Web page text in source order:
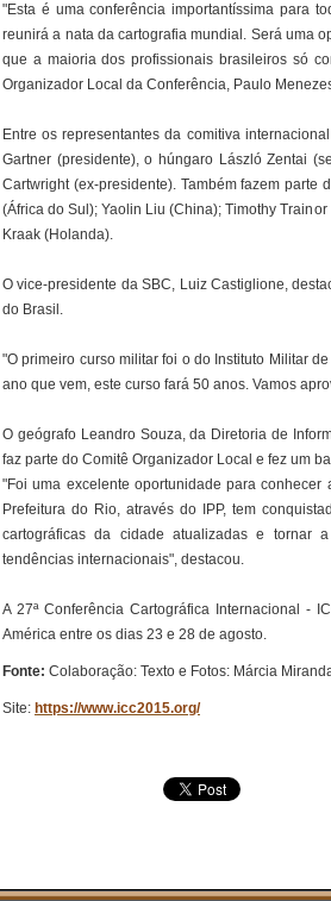
"Esta é uma conferência importantíssima para
reunirá a nata da cartografia mundial. Será uma
que a maioria dos profissionais brasileiros só
Organizador Local da Conferência, Paulo
Entre os representantes da comitiva
Gartner (presidente), o húngaro László Zentai
Cartwright (ex-presidente). Também fazem parte
(África do Sul); Yaolin Liu (China); Timothy
Kraak (Holanda).
O vice-presidente da SBC, Luiz Castiglione,
do Brasil.
"O primeiro curso militar foi o do Instituto Militar
ano que vem, este curso fará 50 anos. Vamos
O geógrafo Leandro Souza, da Diretoria de
faz parte do Comitê Organizador Local e fez um
"Foi uma excelente oportunidade para
Prefeitura do Rio, através do IPP, tem
cartográficas da cidade atualizadas e tornar
tendências internacionais", destacou.
A 27ª Conferência Cartográfica Internacional -
América entre os dias 23 e 28 de agosto.
Fonte: Colaboração: Texto e Fotos: Márcia
Site: https://www.icc2015.org/